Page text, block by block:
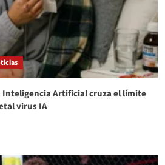
Inteligencia Artificial cruza el límite
virus IA